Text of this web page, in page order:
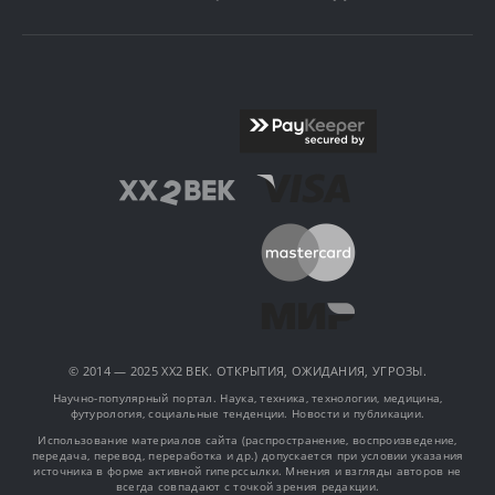
© 2014 — 2025 XX2 ВЕК. ОТКРЫТИЯ, ОЖИДАНИЯ, УГРОЗЫ.
Научно-популярный портал. Наука, техника, технологии, медицина,
футурология, социальные тенденции. Новости и публикации.
Использование материалов сайта (распространение, воспроизведение,
передача, перевод, переработка и др.) допускается при условии указания
источника в форме активной гиперссылки. Мнения и взгляды авторов не
всегда совпадают с точкой зрения редакции.